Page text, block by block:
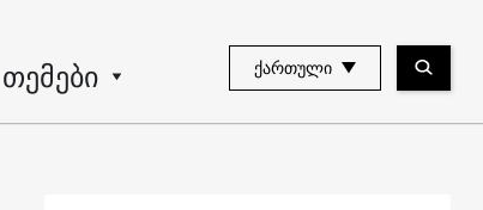
თემები ᲥᲐᲠᲗᲣᲚᲘ